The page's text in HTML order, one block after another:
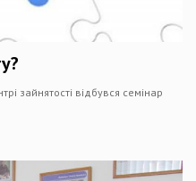
зайнятості відбувся семінар